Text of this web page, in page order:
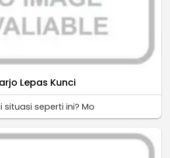
Lepas Kunci
seperti ini? Mo